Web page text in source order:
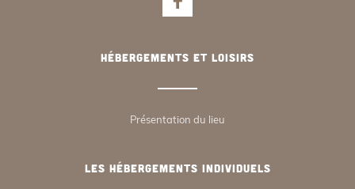
Hébergements et loisirs
Présentation du lieu
Les hébergements individuels